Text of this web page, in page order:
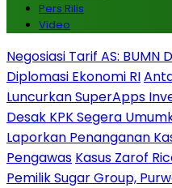
Pers Rilis
Video
Negosiasi Tarif AS:
Diplomasi Ekonomi RI
Luncurkan SuperApps
Desak KPK Segera
Laporkan Penanganan
Pengawas Kasus Zarof
Pemilik Sugar Group,